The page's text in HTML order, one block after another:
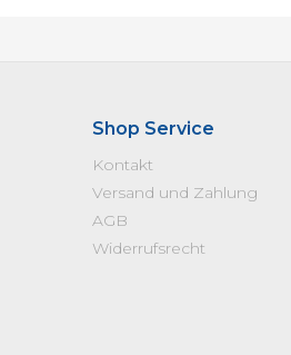
Shop Service
Kontakt
Versand und Zahlung
AGB
Widerrufsrecht